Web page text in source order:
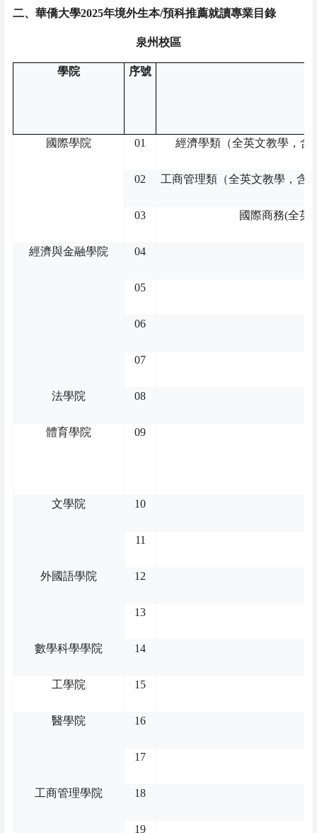
二、華僑大學2025年境外生本/預科推薦就讀專業目錄
泉州校區
學院 序號
國際學院 01 經濟學類（全英文教學，含
02 工商管理類（全英文教學，含
03 國際商務(全英
經濟與金融學院 04
05
06
07
法學院 08
體育學院 09
文學院 10
11
外國語學院 12
13
數學科學學院 14
工學院 15
醫學院 16
17
工商管理學院 18
19